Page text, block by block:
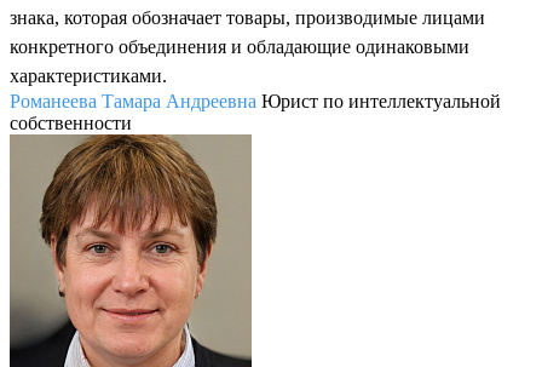
знака, которая обозначает товары, производимые лицами
конкретного объединения и обладающие одинаковыми
характеристиками.
Романеева Тамара Андреевна Юрист по интеллектуальной
собственности